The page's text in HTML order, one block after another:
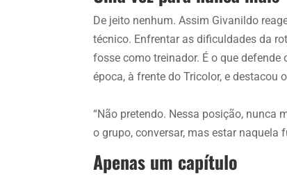
De jeito nenhum. Assim Givanildo
técnico. Enfrentar as dificuldades da
fosse como treinador. É o que defende
época, à frente do Tricolor, e destacou
“Não pretendo. Nessa posição, nunca
o grupo, conversar, mas estar naquela
Apenas um capítulo